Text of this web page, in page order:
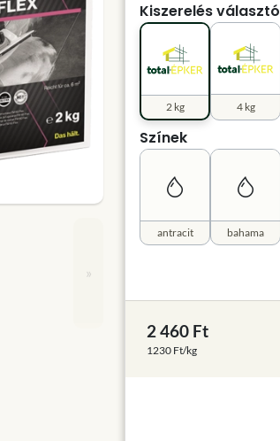
»
Kiszerelés választó
2 kg 4 kg
Színek
antracit bahama
2 460 Ft
1230 Ft/kg